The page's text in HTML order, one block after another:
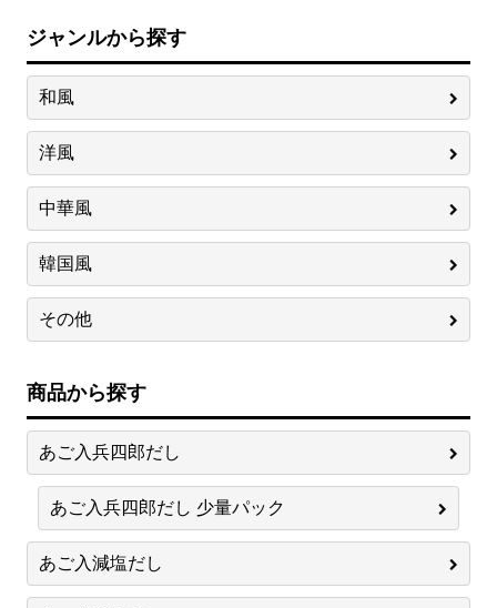
ジャンルから探す
和風
洋風
中華風
韓国風
その他
商品から探す
あご入兵四郎だし
あご入兵四郎だし 少量パック
あご入減塩だし